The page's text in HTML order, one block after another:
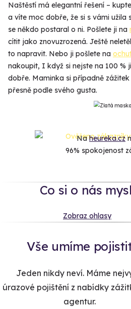
Naštěstí má elegantní řešení –
a víte moc dobře, že si s vámi užila
se někdo postaral o ni. Pošlete ji na
cítit jako znovuzrozená. Ještě
to napravit. Nebo ji pošlete na
nakoupit, I když si nejste na 100 %
dobře. Maminka si případně
přesně podle svého gusta.
Naheureka.cz
96% spokojenost
Co si o nás
Zobraz ohlasy
Vše umíme
Jeden nikdy neví. Máme
úrazové pojištění z nabídky
agentur.